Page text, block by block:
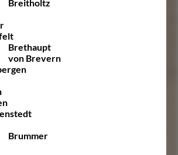
Breitholtz
Brethaupt
von Brevern
Brummer